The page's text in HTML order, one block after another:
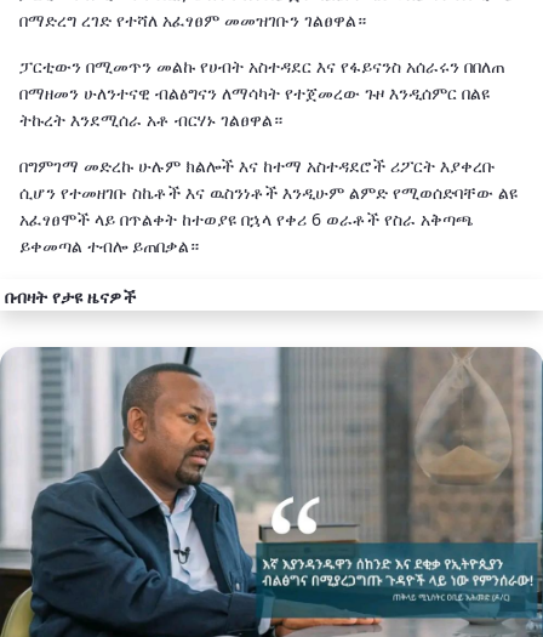
በማድረግ ረገድ የተሻለ አፈፃፀም መመዝገቡን ገልፀዋል።
ፓርቲውን በሚመጥን መልኩ የሀብት አስተዳደር እና የፋይናንስ አሰራሩን በበለጠ
በማዘመን ሁለንተናዊ ብልፅግናን ለማሳካት የተጀመረው ጉዞ እንዲሰምር በልዩ
ትኩረት እንደሚሰራ አቶ ብርሃኑ ገልፀዋል።
በግምገማ መድረኩ ሁሉም ክልሎች እና ከተማ አስተዳደሮች ሪፖርት እያቀረቡ
ሲሆን የተመዘገቡ ስኬቶች እና ዉስንነቶች እንዲሁም ልምድ የሚወሰድባቸው ልዩ
አፈፃፀሞች ላይ በጥልቀት ከተወያዩ በኋላ የቀሪ 6 ወራቶች የስራ አቅጣጫ
ይቀመጣል ተብሎ ይጠበቃል።
በብዛት የታዩ ዜናዎች